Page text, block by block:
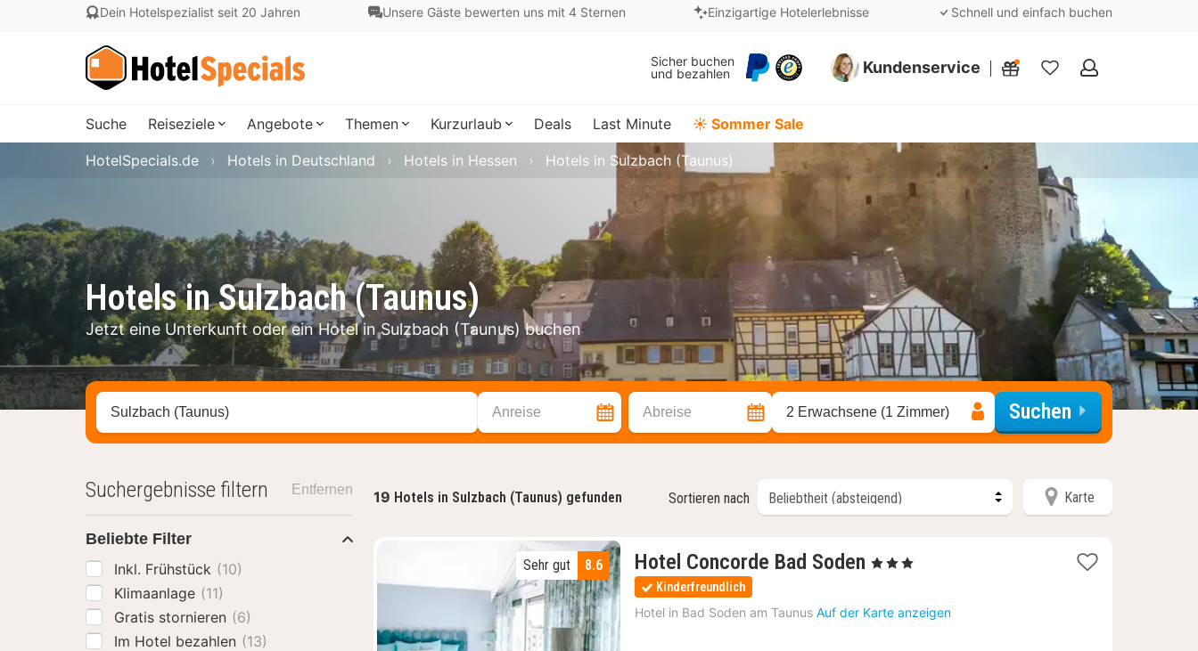
Dein Hotelspezialist seit 20 Jahren Unsere Gäste bewerten uns mit 4 Sternen Einzigartige Hotelerlebnisse Schnell und einfach buchen
Sicher buchen
und bezahlen
Kundenservice
Meine
Suche Reiseziele Angebote Themen Kurzurlaub Deals Last Minute ☀️ Sommer Sale
Hotels in Sulzbach (Taunus)
Jetzt eine Unterkunft oder ein Hotel in Sulzbach (Taunus) buchen
HotelSpecials.de Hotels in Deutschland Hotels in Hessen Hotels in Sulzbach (Taunus)
Stadt, Region oder Hotel suchen Anreise Abreise 2 Erwachsene (1 Zimmer) Suchen
19 Hotels in Sulzbach (Taunus) gefunden Sortieren nach Karte
8.6
Sehr gut Hotel Concorde Bad Soden 1
ab
102,47
, 3 Sterne
Kinderfreundlich
Hotel in Bad Soden am Taunus Auf der Karte anzeigen
Suchergebnisse filtern Entfernen
Beliebte Filter
Inkl. Frühstück (10)
Klimaanlage (11)
Gratis stornieren (6)
Im Hotel bezahlen (13)